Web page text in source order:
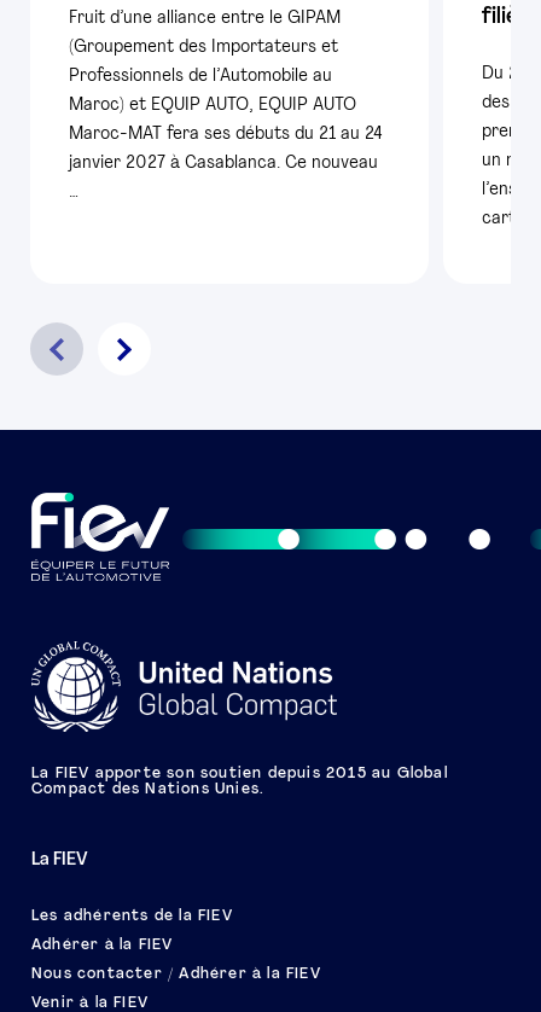
Fruit d’une alliance entre le GIPAM
(Groupement des Importateurs et
Professionnels de l’Automobile au
Maroc) et EQUIP AUTO, EQUIP AUTO
Maroc-MAT fera ses débuts du 21 au 24
janvier 2027 à Casablanca. Ce nouveau
…
Du 25
des
un
carte
La FIEV
Les adhérents de la FIEV
Adhérer à la FIEV
Nous contacter / Adhérer à la FIEV
Venir à la FIEV
La FIEV apporte son soutien depuis 2015 au Global
Compact des Nations Unies.